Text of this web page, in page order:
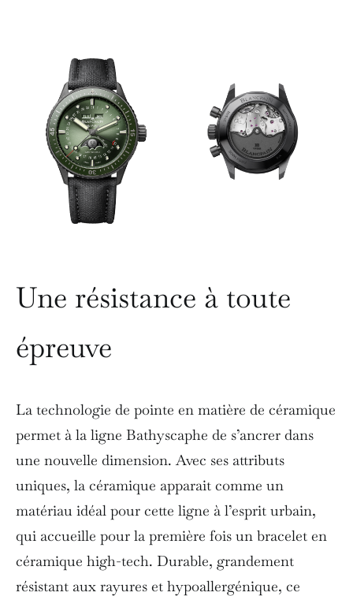
Une résistance à toute
épreuve
La technologie de pointe en matière de céramique
permet à la ligne Bathyscaphe de s’ancrer dans
une nouvelle dimension. Avec ses attributs
uniques, la céramique apparait comme un
matériau idéal pour cette ligne à l’esprit urbain,
qui accueille pour la première fois un bracelet en
céramique high-tech. Durable, grandement
résistant aux rayures et hypoallergénique, ce